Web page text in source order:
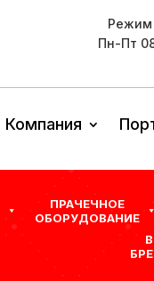
Режим
Пн-Пт
Компания
ПРАЧЕЧНОЕ
ОБОРУДОВАНИЕ